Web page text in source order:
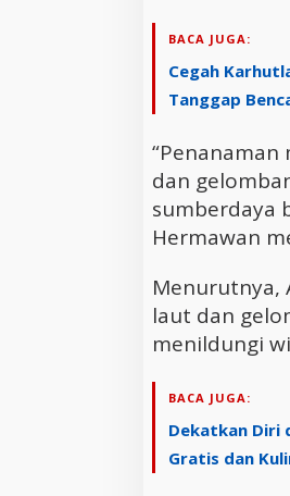
BACA JUGA:
Cegah
Tanggap
dan
sumberdaya
Hermawan
Menurutnya,
laut dan
menildungi
BACA JUGA:
Dekatkan Diri
Gratis dan